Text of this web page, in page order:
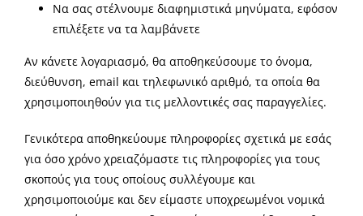
Να σας στέλνουμε διαφημιστικά μηνύματα, εφόσον
επιλέξετε να τα λαμβάνετε
Αν κάνετε λογαριασμό, θα αποθηκεύσουμε το όνομα,
διεύθυνση, email και τηλεφωνικό αριθμό, τα οποία θα
χρησιμοποιηθούν για τις μελλοντικές σας παραγγελίες.
Γενικότερα αποθηκεύουμε πληροφορίες σχετικά με εσάς
για όσο χρόνο χρειαζόμαστε τις πληροφορίες για τους
σκοπούς για τους οποίους συλλέγουμε και
χρησιμοποιούμε και δεν είμαστε υποχρεωμένοι νομικά